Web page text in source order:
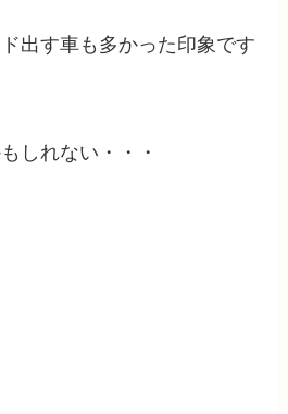
出す車も多かった印象です
しれない・・・